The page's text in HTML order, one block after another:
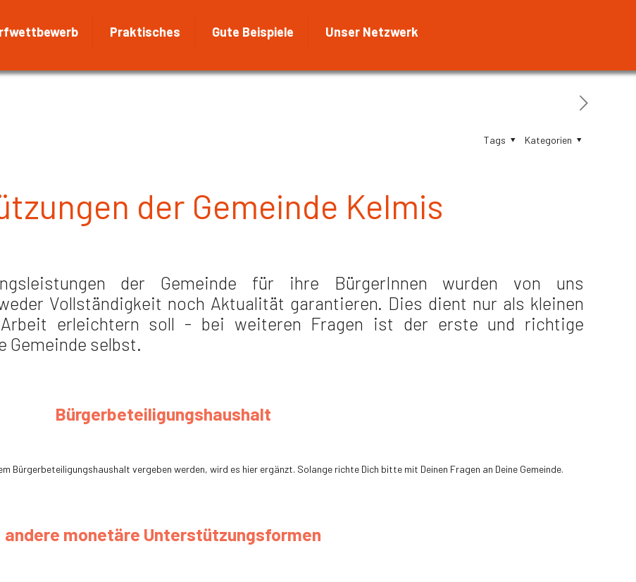
Praktisches Gute Beispiele Unser Netzwerk
Kategorien
Tags
der Gemeinde Kelmis
der Gemeinde für ihre BürgerInnen wurden von uns
Vollständigkeit noch Aktualität garantieren. Dies dient nur als kleinen
erleichtern soll - bei weiteren Fragen ist der erste und richtige
Gemeinde selbst.
Bürgerbeteiligungshaushalt
Bürgerbeteiligungshaushalt vergeben werden, wird es hier ergänzt. Solange richte Dich bitte mit Deinen Fragen an Deine Gemeinde.
andere monetäre Unterstützungsformen